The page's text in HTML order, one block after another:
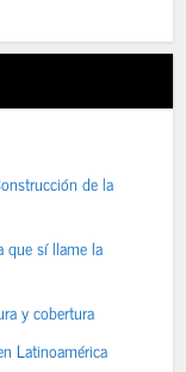
de la
que sí llame la
y cobertura
Latinoamérica